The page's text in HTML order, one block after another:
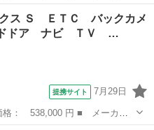
ード名： ハイウェイスタ
被害軽減システム オート
クス Ｓ ＥＴＣ バックカメ
ドア ナビ ＴＶ …
提携サイト 7月29日
ス ■ グレード名： Ｓ Ｅ